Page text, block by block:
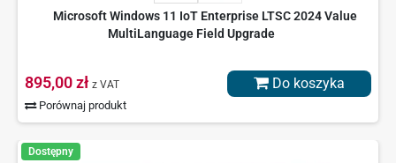
Microsoft Windows 11 IoT Enterprise LTSC 2024 Value
MultiLanguage Field Upgrade
895,00 zł z VAT
Porównaj produkt
Do koszyka
Dostępny